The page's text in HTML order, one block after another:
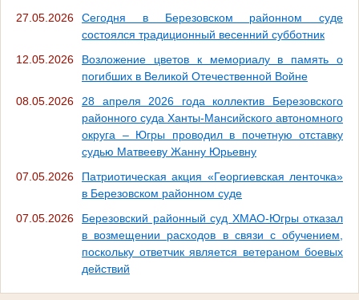
27.05.2026
Сегодня в Березовском районном суде
состоялся традиционный весенний субботник
12.05.2026
Возложение цветов к мемориалу в память о
погибших в Великой Отечественной Войне
08.05.2026
28 апреля 2026 года коллектив Березовского
районного суда Ханты-Мансийского автономного
округа – Югры проводил в почетную отставку
судью Матвееву Жанну Юрьевну
07.05.2026
Патриотическая акция «Георгиевская ленточка»
в Березовском районном суде
07.05.2026
Березовский районный суд ХМАО-Югры отказал
в возмещении расходов в связи с обучением,
поскольку ответчик является ветераном боевых
действий